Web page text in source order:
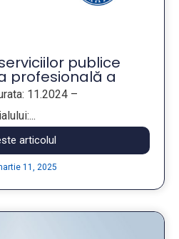
publice
profesională a
publice
11.2024 –
articolul
11, 2025